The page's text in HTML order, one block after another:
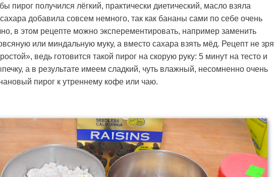
пирог получился лёгкий, практически диетический, масло взяла
добавила совсем немного, так как бананы сами по себе очень
в этом рецепте можно эксперементировать, например заменить
или миндальную муку, а вместо сахара взять мёд. Рецепт не зря
ведь готовится такой пирог на скорую руку: 5 минут на тесто и
а в результате имеем сладкий, чуть влажный, несомненно очень
пирог к утреннему кофе или чаю.